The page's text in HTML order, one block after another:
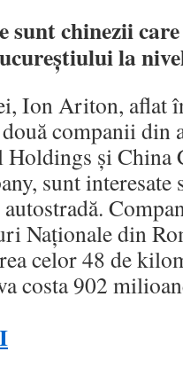
sunt chinezii
la
Ion Ariton, aflat
companii din
şi China
sunt interesate
Naţionale din
celor 48 de
costa 902